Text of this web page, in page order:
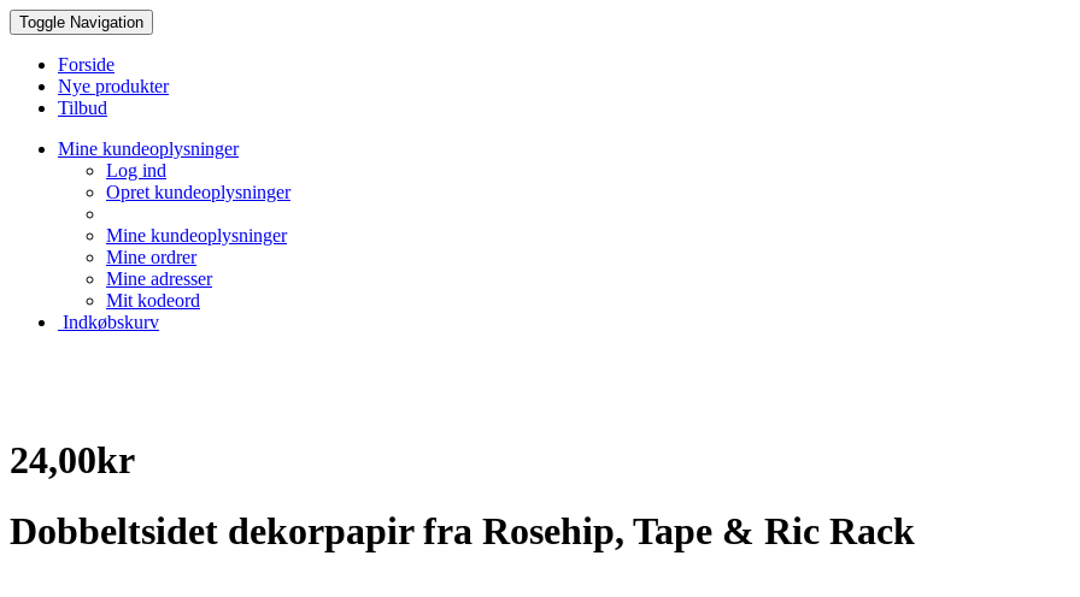
Toggle Navigation
Forside
Nye produkter
Tilbud
Mine kundeoplysninger
Log ind
Opret kundeoplysninger
Mine kundeoplysninger
Mine ordrer
Mine adresser
Mit kodeord
Indkøbskurv
24,00kr
Dobbeltsidet dekorpapir fra Rosehip, Tape & Ric Rack